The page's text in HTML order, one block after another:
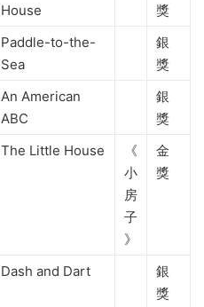
House
獎
Paddle-to-the-
Sea
銀
獎
An American
ABC
銀
獎
The Little House
《
小
房
子
》
金
獎
Dash and Dart
銀
獎